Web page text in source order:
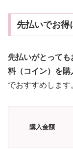
先払いでお得
先払いがとっても
料（コイン）を
でおすすめします
購入金額